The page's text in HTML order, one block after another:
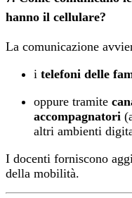
hanno il cellulare?
La comunicazione
i telefoni delle
oppure tramite
accompagnatori
altri ambienti
I docenti forniscono
della mobilità.